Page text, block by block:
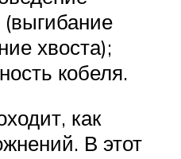
(выгибание
хвоста);
кобеля.
как
В этот